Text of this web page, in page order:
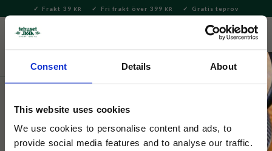
Consent Details About
This website uses cookies
We use cookies to personalise content and ads, to
provide social media features and to analyse our traffic.
Meny
Frakt 39 KR Fri frakt över 399 KR Gratis teprov
Te Tepåsar Tepåsar svart te
Tehuset Java
Swedish Fika svart te tepåsar 16 st